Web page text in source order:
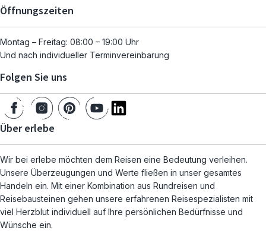
Öffnungszeiten
Montag – Freitag: 08:00 – 19:00 Uhr
Und nach individueller Terminvereinbarung
Folgen Sie uns
Über erlebe
Wir bei erlebe möchten dem Reisen eine Bedeutung verleihen.
Unsere Überzeugungen und Werte fließen in unser gesamtes
Handeln ein. Mit einer Kombination aus Rundreisen und
Reisebausteinen gehen unsere erfahrenen Reisespezialisten mit
viel Herzblut individuell auf Ihre persönlichen Bedürfnisse und
Wünsche ein.